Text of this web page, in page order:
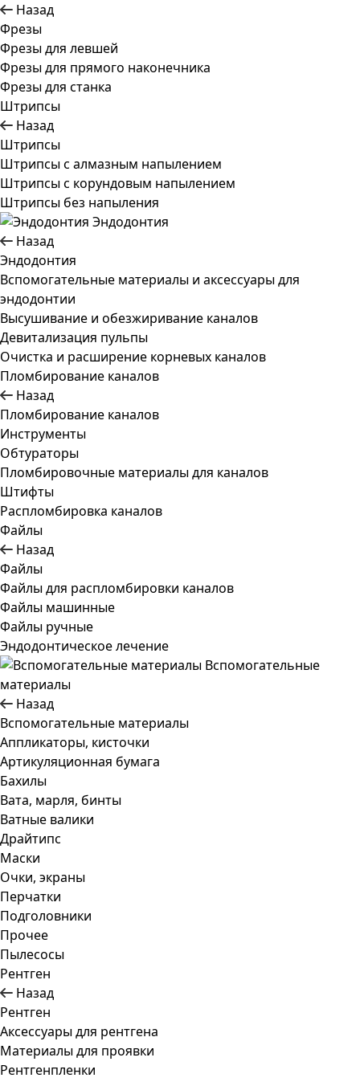
Назад
Фрезы
Фрезы для левшей
Фрезы для прямого наконечника
Фрезы для станка
Штрипсы
Назад
Штрипсы
Штрипсы c алмазным напылением
Штрипсы c корундовым напылением
Штрипсы без напыления
Эндодонтия
Назад
Эндодонтия
Вспомогательные материалы и аксессуары для
эндодонтии
Высушивание и обезжиривание каналов
Девитализация пульпы
Очистка и расширение корневых каналов
Пломбирование каналов
Назад
Пломбирование каналов
Инструменты
Обтураторы
Пломбировочные материалы для каналов
Штифты
Распломбировка каналов
Файлы
Назад
Файлы
Файлы для распломбировки каналов
Файлы машинные
Файлы ручные
Эндодонтическое лечение
Вспомогательные
материалы
Назад
Вспомогательные материалы
Аппликаторы, кисточки
Артикуляционная бумага
Бахилы
Вата, марля, бинты
Ватные валики
Драйтипс
Маски
Очки, экраны
Перчатки
Подголовники
Прочее
Пылесосы
Рентген
Назад
Рентген
Аксессуары для рентгена
Материалы для проявки
Рентгенпленки